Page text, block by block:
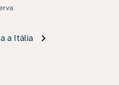
a Itália